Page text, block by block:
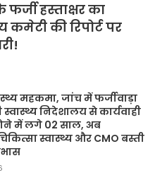
हस्ताक्षर का
की रिपोर्ट पर
महकमा, जांच में फर्जीवाड़ा
स्वास्थ्य निदेशालय से कार्यवाही
में लगे 02 साल, अब
स्वास्थ्य और CMO बस्ती